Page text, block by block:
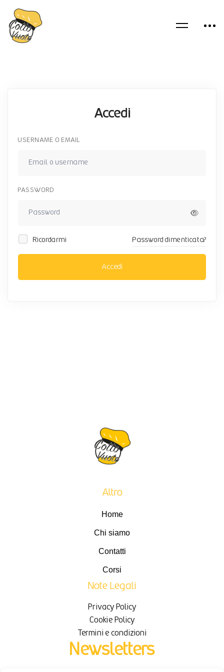
Accedi
USERNAME O EMAIL
PASSWORD
Ricordarmi Password dimenticata?
Accedi
Altro
Home
Chi siamo
Contatti
Corsi
Note Legali
Privacy Policy
Cookie Policy
Termini e condizioni
Newsletters